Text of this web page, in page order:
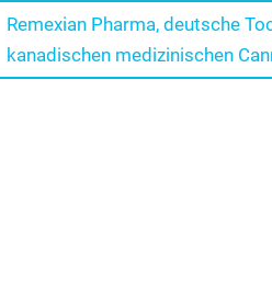
Next
post:
Remexian Pharma, deutsche
kanadischen medizinischen